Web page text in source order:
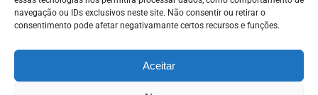
navegação ou IDs exclusivos neste site. Não consentir ou retirar o
consentimento pode afetar negativamante certos recursos e funções.
Aceitar